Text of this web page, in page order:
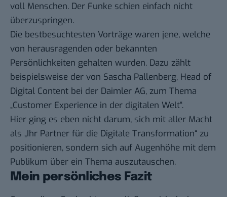
voll Menschen. Der Funke schien einfach nicht
überzuspringen.
Die bestbesuchtesten Vorträge waren jene, welche
von herausragenden oder bekannten
Persönlichkeiten gehalten wurden. Dazu zählt
beispielsweise der von Sascha Pallenberg, Head of
Digital Content bei der Daimler AG, zum Thema
„Customer Experience in der digitalen Welt“.
Hier ging es eben nicht darum, sich mit aller Macht
als „Ihr Partner für die Digitale Transformation“ zu
positionieren, sondern sich auf Augenhöhe mit dem
Publikum über ein Thema auszutauschen.
Mein persönliches Fazit